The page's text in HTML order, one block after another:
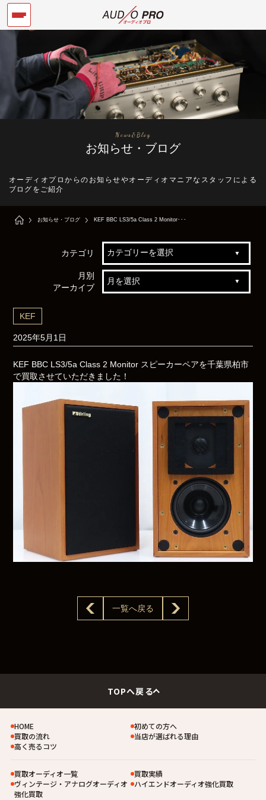
News&Blog
お知らせ・ブログ
オーディオプロからのお知らせやオーディオマニアなスタッフによる
ブログをご紹介
お知らせ・ブログ KEF BBC LS3/5a Class 2 Monitor･･･
カテゴリ
月別
アーカイブ
KEF
2025年5月1日
KEF BBC LS3/5a Class 2 Monitor スピーカーペアを千葉県柏市
で買取させていただきました！
一覧へ戻る
TOPへ戻る
HOME
初めての方へ
買取の流れ
当店が選ばれる理由
高く売るコツ
買取オーディオ一覧
買取実績
ヴィンテージ・アナログオーディオ
強化買取
ハイエンドオーディオ強化買取